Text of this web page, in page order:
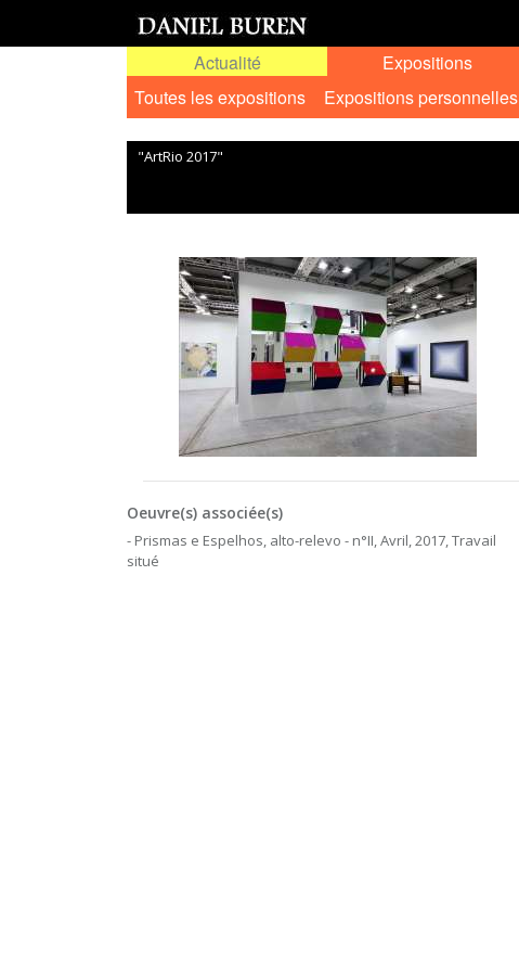
Actualité
Expositions
Toutes les expositions
Expositions personnelles
"ArtRio 2017"
Oeuvre(s) associée(s)
- Prismas e Espelhos, alto-relevo - n°II, Avril, 2017, Travail
situé